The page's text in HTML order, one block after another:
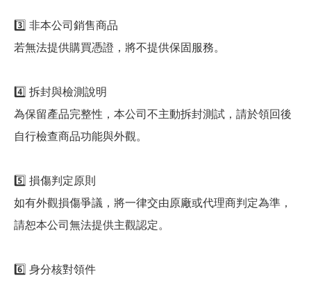
3️⃣ 非本公司銷售商品
若無法提供購買憑證，將不提供保固服務。
4️⃣ 拆封與檢測說明
為保留產品完整性，本公司不主動拆封測試，請於領回後
自行檢查商品功能與外觀。
5️⃣ 損傷判定原則
如有外觀損傷爭議，將一律交由原廠或代理商判定為準，
請恕本公司無法提供主觀認定。
6️⃣ 身分核對領件